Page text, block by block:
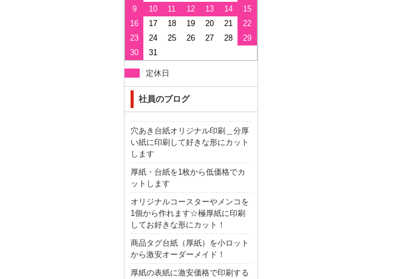
9
10 11 12 13 14
15
16
17 18 19 20 21
22
23
24 25 26 27 28
29
30
31
定休日
社員のブログ
穴あき台紙オリジナル印刷＿分厚
い紙に印刷して好きな形にカット
します
厚紙・台紙を1枚から低価格でカ
ットします
オリジナルコースターやメンコを
1個から作れます☆極厚紙に印刷
してお好きな形にカット！
商品タグ台紙（厚紙）を小ロット
から激安オーダーメイド！
厚紙の表紙に激安価格で印刷する